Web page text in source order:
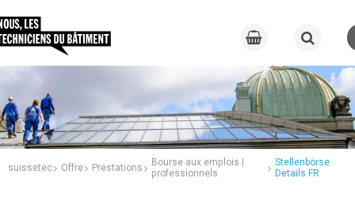
suissetec Offre Prestations
Bourse aux emplois |
professionnels
Stellenbörse
Details FR